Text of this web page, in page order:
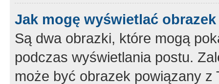
Jak mogę wyświetlać
Są dwa obrazki, które mogą
podczas wyświetlania postu.
może być obrazek powiązany z